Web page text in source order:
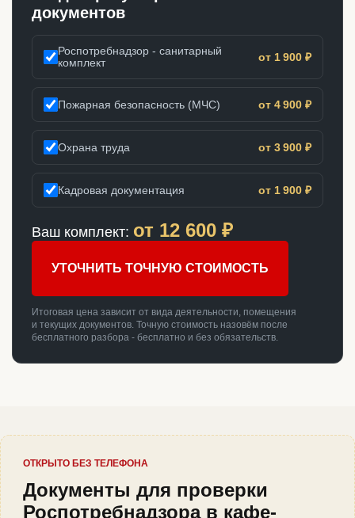
документов
Роспотребнадзор - санитарный
комплект
от 1 900 ₽
Пожарная безопасность (МЧС) от 4 900 ₽
Охрана труда от 3 900 ₽
Кадровая документация от 1 900 ₽
Ваш комплект: от 12 600 ₽
УТОЧНИТЬ ТОЧНУЮ СТОИМОСТЬ
Итоговая цена зависит от вида деятельности, помещения
и текущих документов. Точную стоимость назовём после
бесплатного разбора - бесплатно и без обязательств.
ОТКРЫТО БЕЗ ТЕЛЕФОНА
Документы для проверки
Роспотребнадзора в кафе-